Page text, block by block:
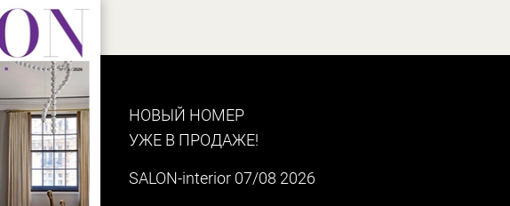
НОВЫЙ НОМЕР
УЖЕ В ПРОДАЖЕ!
SALON-interior 07/08 2026